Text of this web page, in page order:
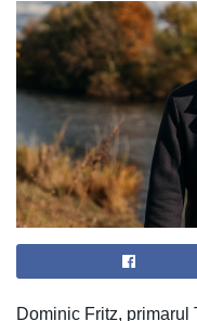
Dominic Fritz, primarul